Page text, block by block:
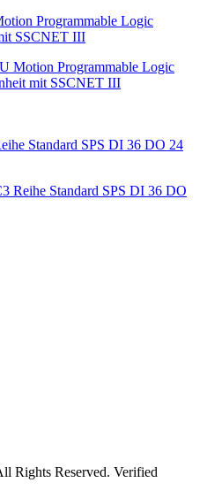
Motion Programmable Logic
mit SSCNET III
Reihe Standard SPS DI 36 DO
Rights Reserved. Verified